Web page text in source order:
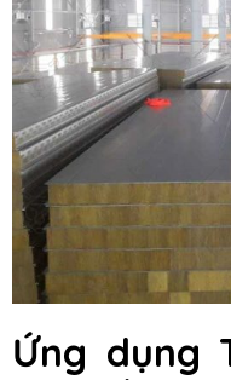
Ứng dụng